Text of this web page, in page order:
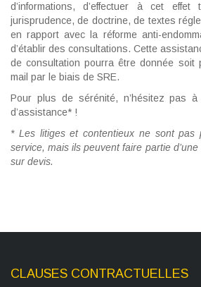
d’informations, d’effectuer à cet
jurisprudence, de doctrine, de textes
en rapport avec la réforme anti-
d’établir des consultations. Cette
de consultation pourra être donnée soit
mail par le biais de SRE.
Pour plus de sérénité, n’hésitez pas
d’assistance* !
* Les litiges et contentieux ne sont pas
service, mais ils peuvent faire partie
sur devis.
CLAUSES CONTRACTUELLES